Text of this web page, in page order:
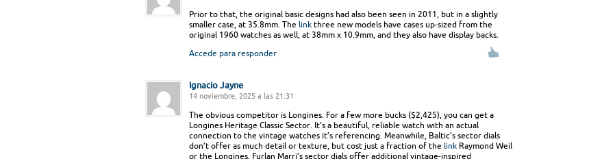
Prior to that, the original basic designs had also been seen in 2011, but in a slightly
smaller case, at 35.8mm. The link three new models have cases up-sized from the
original 1960 watches as well, at 38mm x 10.9mm, and they also have display backs.
Accede para responder
Ignacio Jayne
14 noviembre, 2025 a las 21:31
The obvious competitor is Longines. For a few more bucks ($2,425), you can get a
Longines Heritage Classic Sector. It’s a beautiful, reliable watch with an actual
connection to the vintage watches it’s referencing. Meanwhile, Baltic’s sector dials
don’t offer as much detail or texture, but cost just a fraction of the link Raymond Weil
or the Longines. Furlan Marri’s sector dials offer additional vintage-inspired